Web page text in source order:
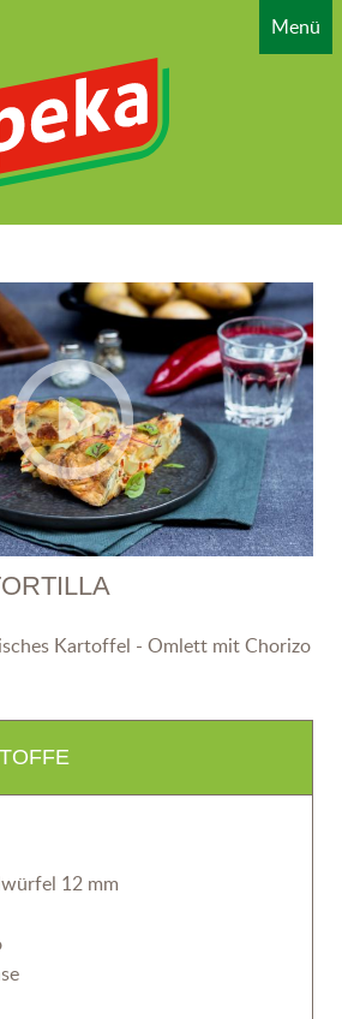
Menü
Kartoffel - Omlett mit Chorizo
12 mm